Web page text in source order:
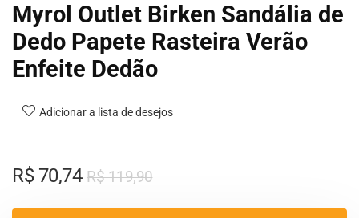
Myrol Outlet Birken Sandália de
Dedo Papete Rasteira Verão
Enfeite Dedão
Adicionar a lista de desejos
R$119,90
R$70,74